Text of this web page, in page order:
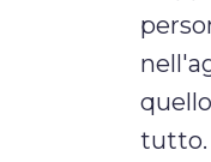
tutto.